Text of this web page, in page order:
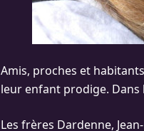
Amis, proches et
leur enfant prodige. Dans
Les frères Dardenne,